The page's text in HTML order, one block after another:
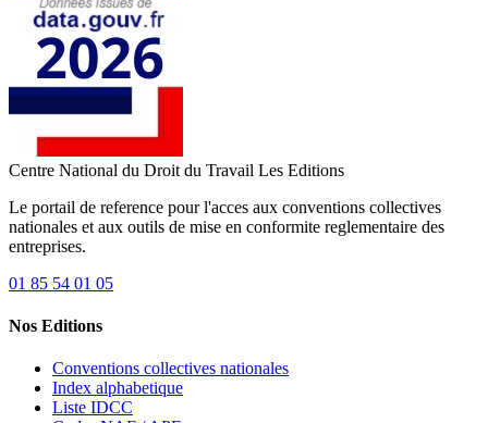
Centre National du Droit du Travail Les Editions
Le portail de reference pour l'acces aux conventions collectives
nationales et aux outils de mise en conformite reglementaire des
entreprises.
01 85 54 01 05
Nos Editions
Conventions collectives nationales
Index alphabetique
Liste IDCC